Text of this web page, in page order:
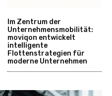
Im Zentrum der
Unternehmensmobilität:
moviqon entwickelt
intelligente
Flottenstrategien für
moderne Unternehmen